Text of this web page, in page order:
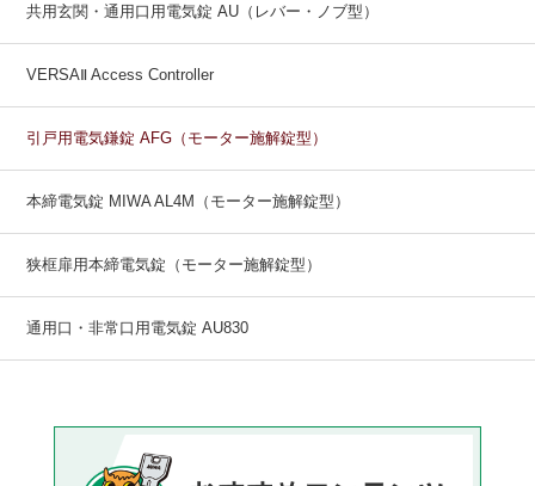
共用玄関・通用口用電気錠 AU（レバー・ノブ型）
VERSAⅡ Access Controller
引戸用電気鎌錠 AFG（モーター施解錠型）
本締電気錠 MIWA AL4M（モーター施解錠型）
狭框扉用本締電気錠（モーター施解錠型）
通用口・非常口用電気錠 AU830